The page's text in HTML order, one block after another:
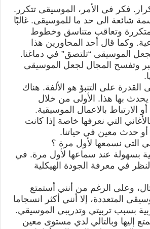
فكر في الأمر، الموسيقى تتكرر.
شائعة الى حد ما للموسيقى. غالبًا
وتعاقب متناسق وخطوط
وكما قال أحد المحاورين هذا
الموسيقى “تلتصق” في دماغنا.
وتفسح المجال لجعل الموسيقى
على التنبؤ هو الألفة. هناك
بها هذا. الأولى من خلال
الارتباط بالاعمال الموسيقية.
التي نعرفها خاصة إذا كانت
حدث معين في حياتنا.
التي نسمعها لأول مرة ؟
بسهولة عند سماعها لأول مرة. في
في معرفة الجودة الهيكلية
وعلى الرغم من أنني أستمتع
المتعددة، إلا أنني أكثر انسجاما
بسبب تربيتي وتدريبي الموسيقي.
إليها وبالتالي لدي مستوى معين